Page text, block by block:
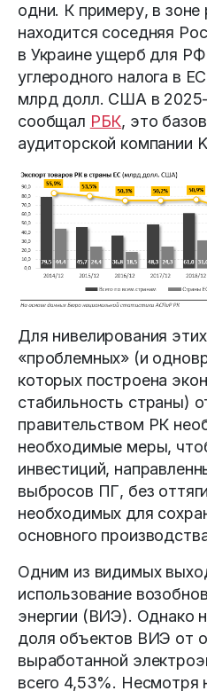
одни. К примеру, в зоне
находится соседняя
в Украине ущерб для
углеродного налога в
млрд долл. США в
сообщал РБК, это
аудиторской компании
Для нивелирования
«проблемных» (и
которых построена
стабильность страны)
правительством РК
необходимые меры,
инвестиций,
выбросов ПГ, без
необходимых для
основного
Одним из видимых
использование
энергии (ВИЭ). Однако
доля объектов ВИЭ от
выработанной
всего 4,53%. Несмотря